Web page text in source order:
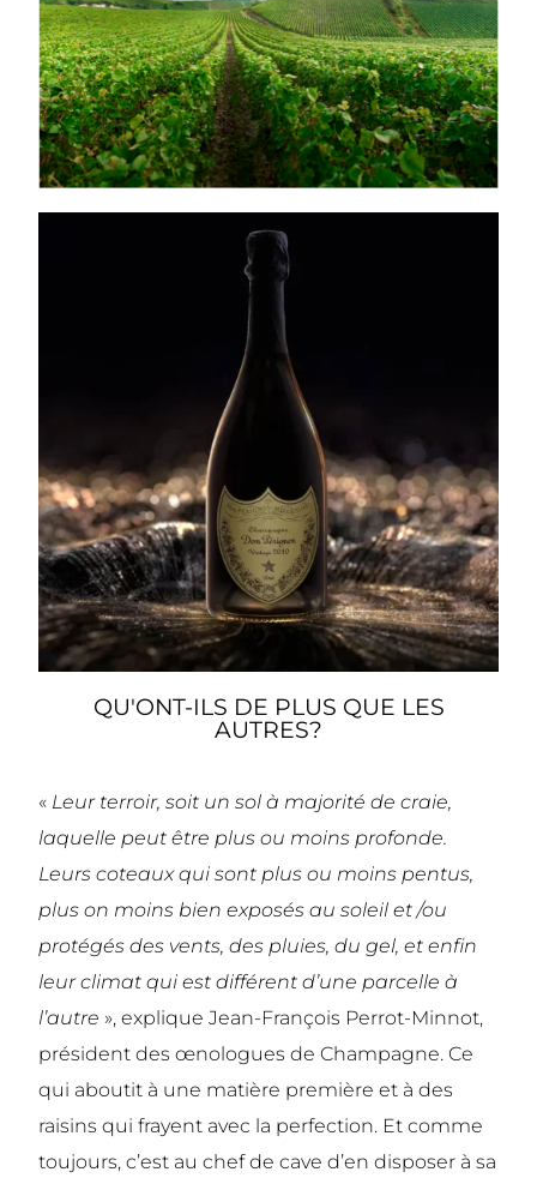
QU'ONT-ILS DE PLUS QUE LES
AUTRES?
« Leur terroir, soit un sol à majorité de craie,
laquelle peut être plus ou moins profonde.
Leurs coteaux qui sont plus ou moins pentus,
plus on moins bien exposés au soleil et /ou
protégés des vents, des pluies, du gel, et enfin
leur climat qui est différent d’une parcelle à
l’autre », explique Jean-François Perrot-Minnot,
président des œnologues de Champagne. Ce
qui aboutit à une matière première et à des
raisins qui frayent avec la perfection. Et comme
toujours, c’est au chef de cave d’en disposer à sa